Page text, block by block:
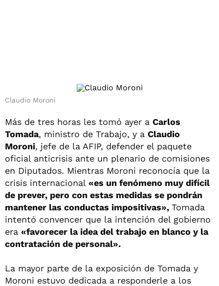
Claudio Moroni
Más de tres horas les tomó ayer a Carlos
Tomada, ministro de Trabajo, y a Claudio
Moroni, jefe de la AFIP, defender el paquete
oficial anticrisis ante un plenario de comisiones
en Diputados. Mientras Moroni reconocía que la
crisis internacional «es un fenómeno muy difícil
de prever, pero con estas medidas se pondrán
mantener las conductas impositivas», Tomada
intentó convencer que la intención del gobierno
era «favorecer la idea del trabajo en blanco y la
contratación de personal».
La mayor parte de la exposición de Tomada y
Moroni estuvo dedicada a responderle a los